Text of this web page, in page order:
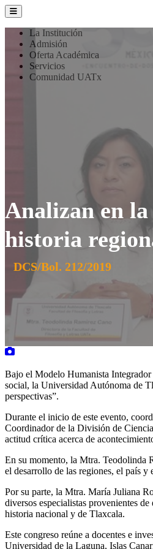
La Institución
Admisión
Oferta Académica
Servicios
Comunidad UATx
Analizan en
historia
DCS/Bol. 212/2019
Bajo el Modelo Humanista
social, la Universidad Autónoma de
perspectivas”.
Durante el inicio de este evento,
Coordinador de la División de
actitud crítica acerca de
En su momento, la Mtra. Teodolinda
el desarrollo de las regiones, el país
Por su parte, la Mtra. María Juliana
diversos especialistas provenientes
historia nacional y de Tlaxcala.
Este congreso reúne a docentes e
Universidad de la Laguna, Islas